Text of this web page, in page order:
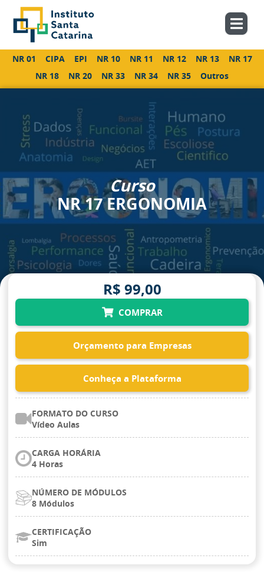
NR 01 CIPA EPI NR 10 NR 11 NR 12 NR 13
NR 17
NR 18
NR 20 NR 33 NR 34 NR 35 Outros
Curso
NR 17 ERGONOMIA
R$ 99,00
COMPRAR
Orçamento para Empresas
Conheça a Plataforma
FORMATO DO CURSO
Vídeo Aulas
CARGA HORÁRIA
4 Horas
NÚMERO DE MÓDULOS
8 Módulos
CERTIFICAÇÃO
Sim